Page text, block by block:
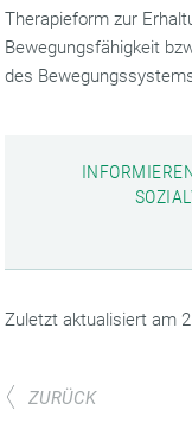
Therapieform zur
Bewegungsfähigkeit
des
Zuletzt aktualisiert am
ZURÜCK